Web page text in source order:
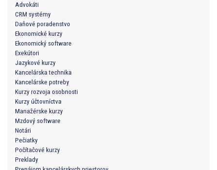
Advokáti
CRM systémy
Daňové poradenstvo
Ekonomické kurzy
Ekonomický software
Exekútori
Jazykové kurzy
Kancelárska technika
Kancelárske potreby
Kurzy rozvoja osobnosti
Kurzy účtovníctva
Manažérske kurzy
Mzdový software
Notári
Pečiatky
Počítačové kurzy
Preklady